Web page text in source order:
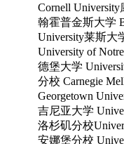
Cornell University
翰霍普金斯大学
University莱斯大
University of
德堡大学
分校 Carnegie
Georgetown
吉尼亚大学
洛杉矶分校
安娜堡分校